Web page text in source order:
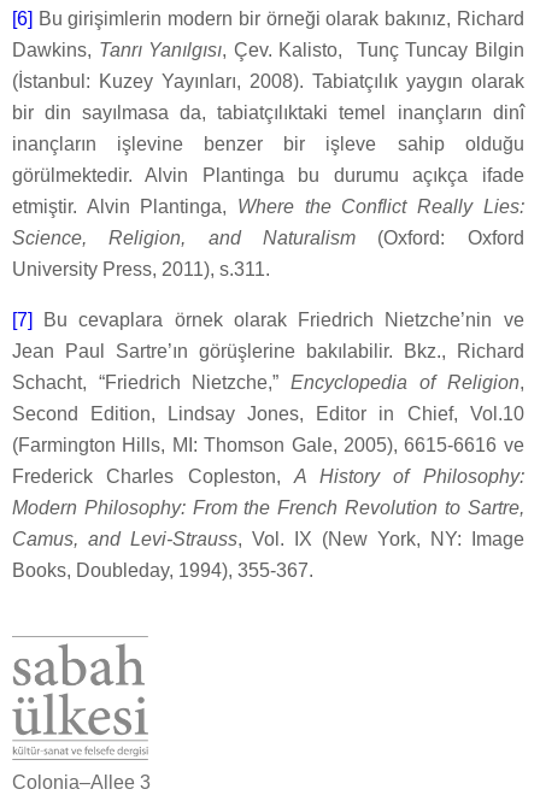
[6] Bu girişimlerin modern bir örneği olarak bakınız, Richard
Dawkins, Tanrı Yanılgısı, Çev. Kalisto, Tunç Tuncay Bilgin
(İstanbul: Kuzey Yayınları, 2008). Tabiatçılık yaygın olarak
bir din sayılmasa da, tabiatçılıktaki temel inançların dinî
inançların işlevine benzer bir işleve sahip olduğu
görülmektedir. Alvin Plantinga bu durumu açıkça ifade
etmiştir. Alvin Plantinga, Where the Conflict Really Lies:
Science, Religion, and Naturalism(Oxford: Oxford
University Press, 2011), s.311.
[7]
Bu cevaplara örnek olarak Friedrich Nietzche’nin ve
Jean Paul Sartre’ın görüşlerine bakılabilir. Bkz., Richard
Schacht, “Friedrich Nietzche,”Encyclopedia of Religion,
Second Edition, Lindsay Jones, Editor in Chief, Vol.10
(Farmington Hills, MI: Thomson Gale, 2005), 6615-6616 ve
Frederick Charles Copleston, A History of Philosophy:
Modern Philosophy: From the French Revolution to Sartre,
Camus, and Levi-Strauss, Vol. IX (New York, NY: Image
Books, Doubleday, 1994), 355-367.
Colonia–Allee 3